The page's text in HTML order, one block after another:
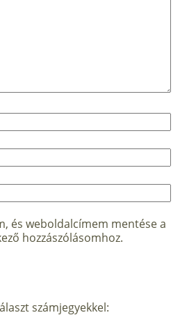
és weboldalcímem mentése a
hozzászólásomhoz.
számjegyekkel: